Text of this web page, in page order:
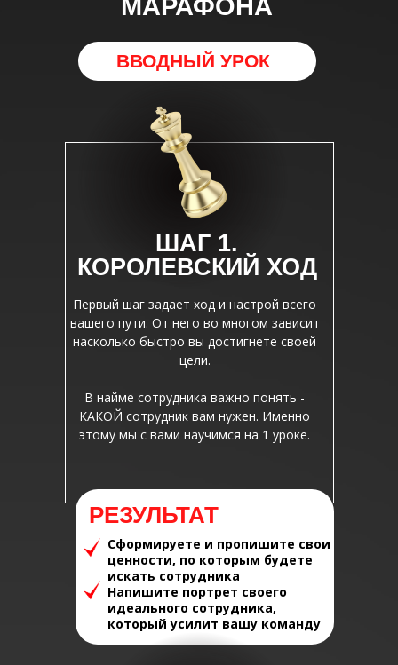
Первый шаг задает ход и настрой всего
вашего пути. От него во многом зависит
насколько быстро вы достигнете своей
цели.
В найме сотрудника важно понять -
КАКОЙ сотрудник вам нужен. Именно
этому мы с вами научимся на 1 уроке.
МАРАФОНА
ШАГ 1.
КОРОЛЕВСКИЙ ХОД
ВВОДНЫЙ УРОК
РЕЗУЛЬТАТ
Сформируете и пропишите свои
ценности, по которым будете
искать сотрудника
Напишите портрет своего
идеального сотрудника,
который усилит вашу команду